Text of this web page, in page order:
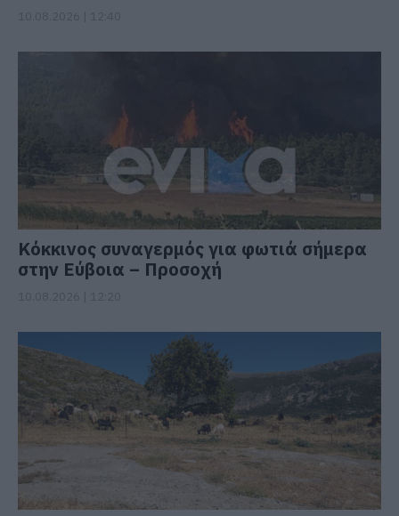
Κόκκινος συναγερμός για φωτιά σήμερα
στην Εύβοια – Προσοχή